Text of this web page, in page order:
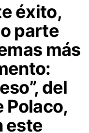
éxito,
parte
más
del
Polaco,
este